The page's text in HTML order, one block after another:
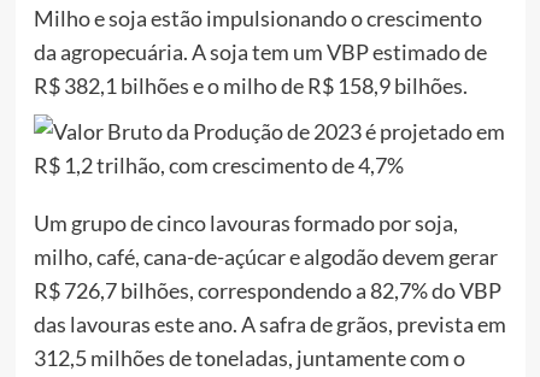
Milho e soja estão impulsionando o crescimento
da agropecuária. A soja tem um VBP estimado de
R$ 382,1 bilhões e o milho de R$ 158,9 bilhões.
Um grupo de cinco lavouras formado por soja,
milho, café, cana-de-açúcar e algodão devem gerar
R$ 726,7 bilhões, correspondendo a 82,7% do VBP
das lavouras este ano. A safra de grãos, prevista em
312,5 milhões de toneladas, juntamente com o